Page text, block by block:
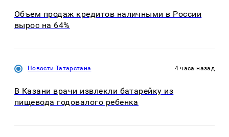
Объем продаж кредитов наличными в России
вырос на 64%
Новости Татарстана 4 часа назад
В Казани врачи извлекли батарейку из
пищевода годовалого ребенка